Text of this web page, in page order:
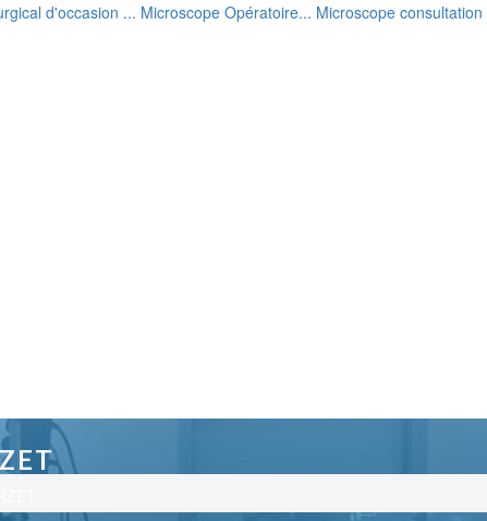
d'occasion ... Microscope Opératoire... Microscope consultation